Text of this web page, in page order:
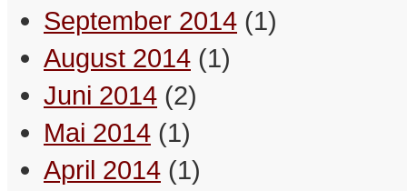
Ich bin ein natürlicher
Hypochonder, das ist das G’sunde
dabei.
– Betty
September 2014 (1)
August 2014 (1)
Juni 2014 (2)
Mai 2014 (1)
April 2014 (1)